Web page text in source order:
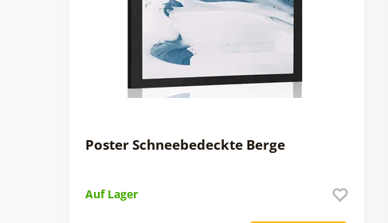
Poster Schneebedeckte Berge
Auf Lager